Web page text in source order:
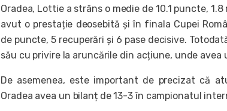
Oradea, Lottie a strâns o medie de 10.1 puncte,
avut o prestație deosebită și în finala Cupei
de puncte, 5 recuperări și 6 pase decisive.
său cu privire la aruncările din acțiune, unde avea
De asemenea, este important de precizat că
Oradea avea un bilanț de 13-3 în campionatul